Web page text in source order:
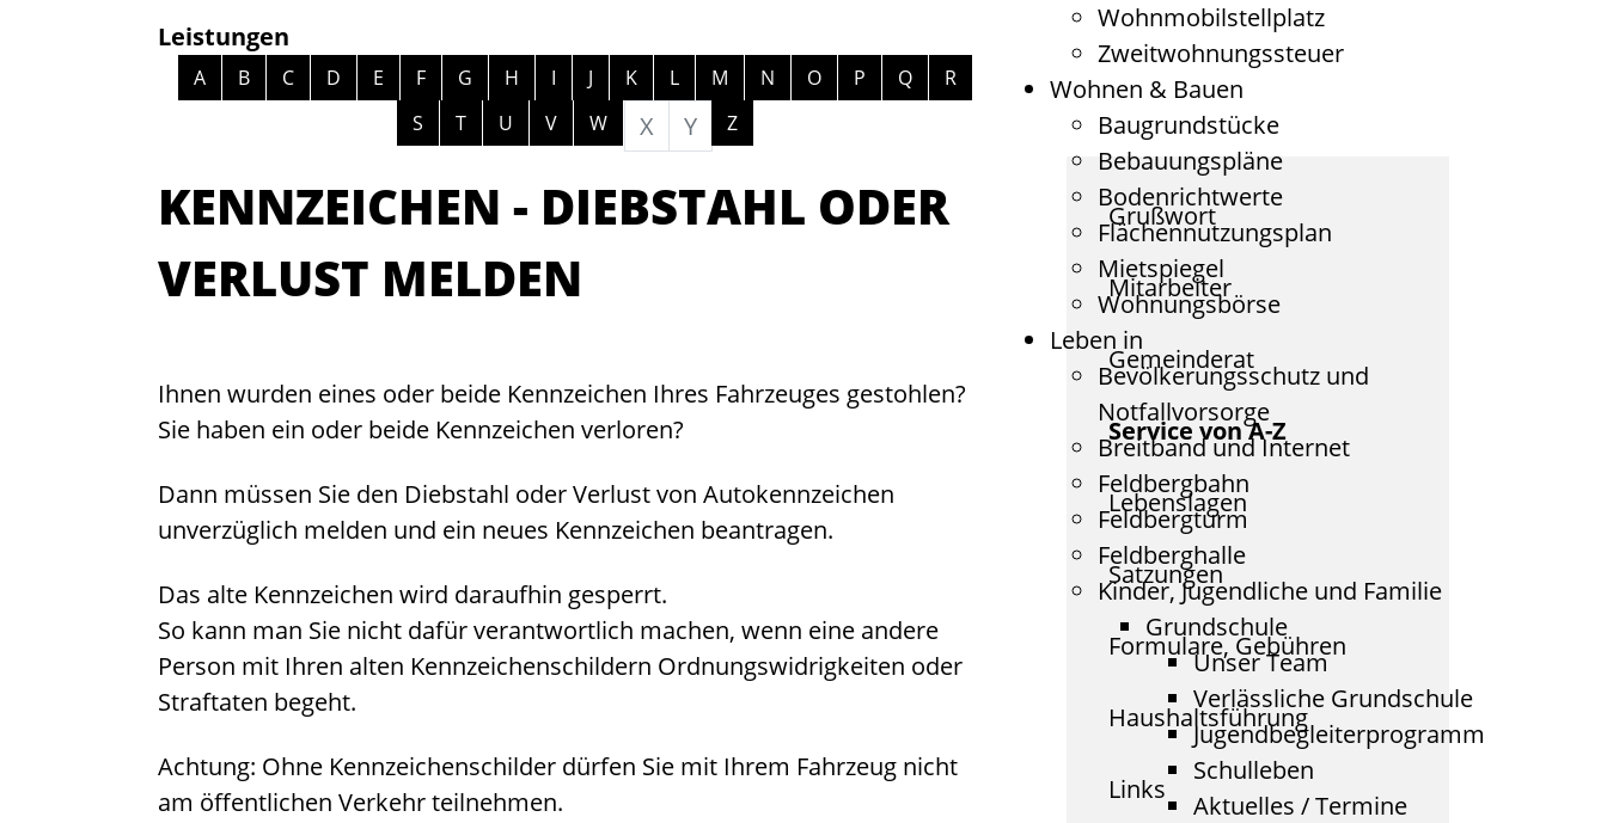
Wohnmobilstellplatz
Zweitwohnungssteuer
Wohnen & Bauen
Baugrundstücke
Bebauungspläne
Bodenrichtwerte
Flächennutzungsplan
Mietspiegel
Wohnungsbörse
Leben in
Bevölkerungsschutz und
Notfallvorsorge
Breitband und Internet
Feldbergbahn
Feldbergturm
Feldberghalle
Kinder, Jugendliche und Familie
Grundschule
Unser Team
Verlässliche Grundschule
Jugendbegleiterprogramm
Schulleben
Aktuelles / Termine
Leistungen
Alphabetisches Register überspringen
A B C D E F G H I J K L M N O P Q
R
S
T U V W X Y Z
KENNZEICHEN - DIEBSTAHL ODER
VERLUST MELDEN
Ihnen wurden eines oder beide Kennzeichen Ihres Fahrzeuges gestohlen?
Sie haben ein oder beide Kennzeichen verloren?
Dann müssen Sie den Diebstahl oder Verlust von Autokennzeichen
unverzüglich melden und ein neues Kennzeichen beantragen.
Das alte Kennzeichen wird daraufhin gesperrt.
So kann man Sie nicht dafür verantwortlich machen, wenn eine andere
Person mit Ihren alten Kennzeichenschildern Ordnungswidrigkeiten oder
Straftaten begeht.
Achtung: Ohne Kennzeichenschilder dürfen Sie mit Ihrem Fahrzeug nicht
am öffentlichen Verkehr teilnehmen.
Grußwort
Mitarbeiter
Gemeinderat
Service von A-Z
Lebenslagen
Satzungen
Formulare, Gebühren
Haushaltsführung
Links